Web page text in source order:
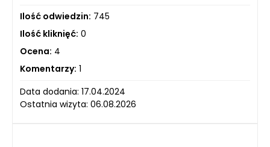
Ilość odwiedzin: 745
Ilość kliknięć: 0
Ocena: 4
Komentarzy: 1
Data dodania: 17.04.2024
Ostatnia wizyta: 06.08.2026